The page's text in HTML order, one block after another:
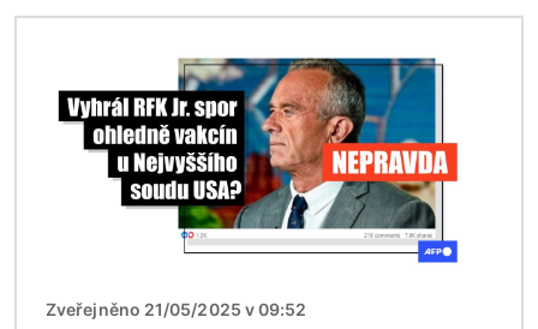
Zveřejněno 21/05/2025 v 09:52